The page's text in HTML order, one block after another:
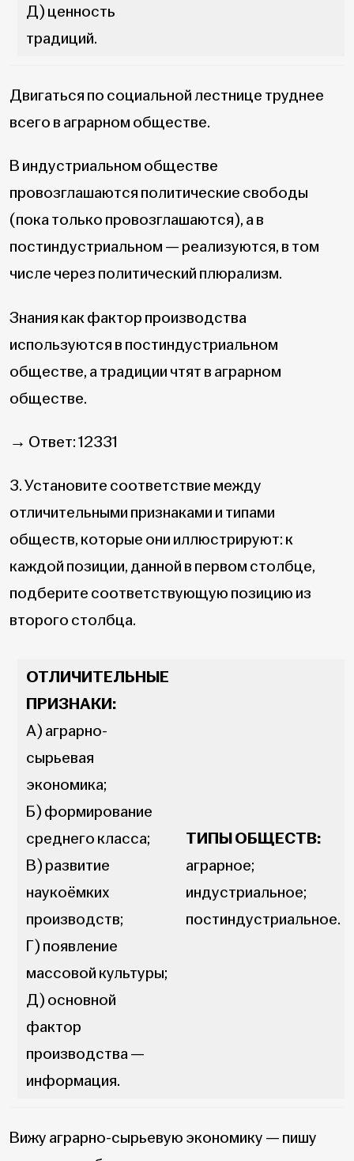
Д) ценность
традиций.
Двигаться по социальной лестнице труднее
всего в аграрном обществе.
В индустриальном обществе
провозглашаются политические свободы
(пока только провозглашаются), а в
постиндустриальном — реализуются, в том
числе через политический плюрализм.
Знания как фактор производства
используются в постиндустриальном
обществе, а традиции чтят в аграрном
обществе.
→ Ответ: 12331
3. Установите соответствие между
отличительными признаками и типами
обществ, которые они иллюстрируют: к
каждой позиции, данной в первом столбце,
подберите соответствующую позицию из
второго столбца.
ОТЛИЧИТЕЛЬНЫЕ
ПРИЗНАКИ:
А) аграрно-
сырьевая
экономика;
Б) формирование
среднего класса;
В) развитие
наукоёмких
производств;
Г) появление
массовой культуры;
Д) основной
фактор
производства —
информация.
ТИПЫ ОБЩЕСТВ:
аграрное;
индустриальное;
постиндустриальное.
Вижу аграрно-сырьевую экономику — пишу